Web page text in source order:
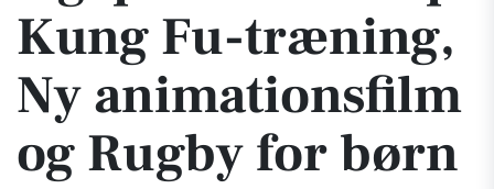
Kung Fu-træning,
Ny animationsfilm
og Rugby for børn